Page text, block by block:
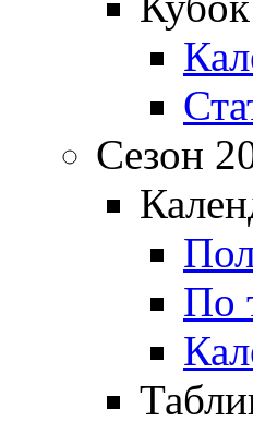
Сезон
По